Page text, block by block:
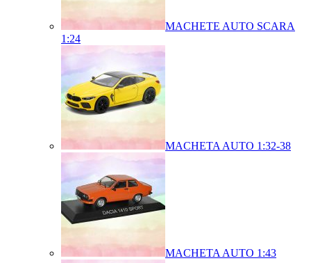
MACHETE AUTO SCARA
1:24
MACHETA AUTO 1:32-38
MACHETA AUTO 1:43